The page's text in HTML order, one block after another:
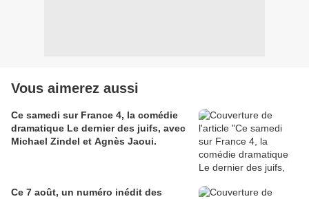
Vous aimerez aussi
Ce samedi sur France 4, la comédie
dramatique Le dernier des juifs, avec
Michael Zindel et Agnès Jaoui.
Ce 7 août, un numéro inédit des